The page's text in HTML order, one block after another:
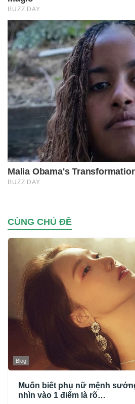
CÙNG CHỦ ĐỀ
Blog
Muốn biết phụ nữ mệnh
nhìn vào 1 điểm là rõ…